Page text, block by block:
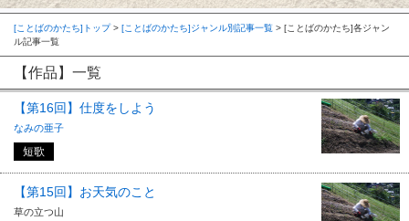
[ことばのかたち]トップ> [ことばのかたち]ジャンル別記事一覧 >
【作品】一覧
【第16回】仕度をしよう
なみの亜子
短歌
【第15回】お天気のこと
草の立つ山